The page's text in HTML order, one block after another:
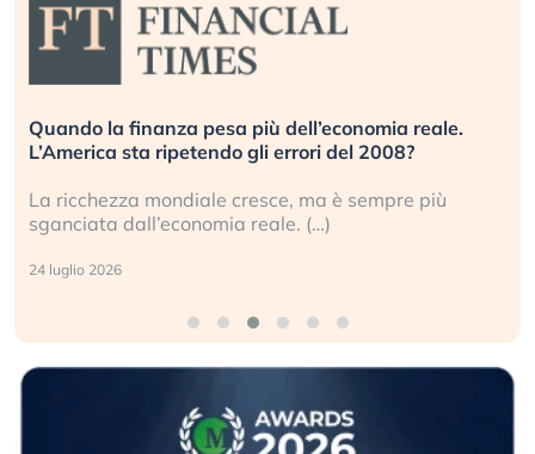
Russia e Cina pronti a spegnere Starlink. Gli
investitori stanno sottovalutando il rischio?
Gli investitori tech continuano a ignorare il rischio
geopolitico: il (…)
17 luglio 2026